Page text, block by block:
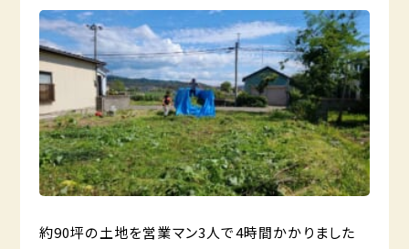
約90坪の土地を営業マン3人で4時間かかりました